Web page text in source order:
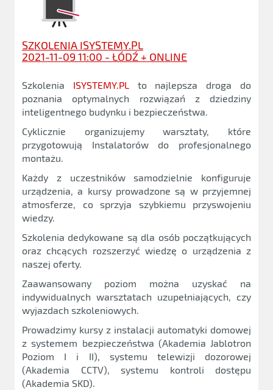
SZKOLENIA ISYSTEMY.PL
2021-11-09 11:00 - ŁÓDŹ + ONLINE
Szkolenia ISYSTEMY.PLto najlepsza droga do
poznania optymalnych rozwiązań z dziedziny
inteligentnego budynku i bezpieczeństwa.
Cyklicznie organizujemy warsztaty, które
przygotowują Instalatorów do profesjonalnego
montażu.
Każdy z uczestników samodzielnie konfiguruje
urządzenia, a kursy prowadzone są w przyjemnej
atmosferze, co sprzyja szybkiemu przyswojeniu
wiedzy.
Szkolenia dedykowane są dla osób początkujących
oraz chcących rozszerzyć wiedzę o urządzenia z
naszej oferty.
Zaawansowany poziom można uzyskać na
indywidualnych warsztatach uzupełniających, czy
wyjazdach szkoleniowych.
Prowadzimy kursy z instalacji automatyki domowej
z systemem bezpieczeństwa (Akademia Jablotron
Poziom I i II), systemu telewizji dozorowej
(Akademia CCTV), systemu kontroli dostępu
(Akademia SKD).